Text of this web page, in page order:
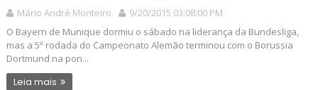
Mário André Monteiro
9/20/2015 03:08:00 PM
O Bayern de Munique dormiu o sábado na liderança da Bundesliga,
mas a 5ª rodada do Campeonato Alemão terminou com o Borussia
Dortmund na pon...
Leia mais